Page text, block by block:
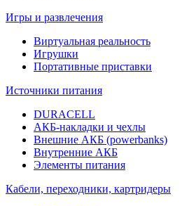
Игры и развлечения
Виртуальная реальность
Игрушки
Портативные приставки
Источники питания
DURACELL
АКБ-накладки и чехлы
Внешние АКБ (powerbanks)
Внутренние АКБ
Элементы питания
Кабели, переходники, картридеры